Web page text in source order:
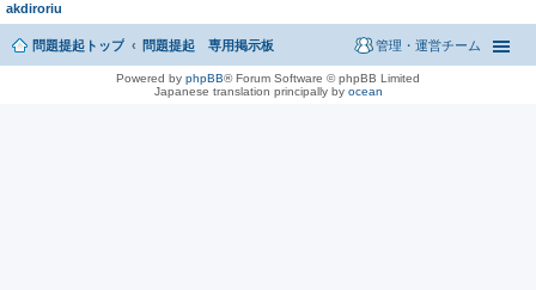
akdiroriu
問題提起トップ 問題提起 専用掲示板 管理・運営チーム
Powered by phpBB® Forum Software © phpBB Limited
Japanese translation principally by ocean